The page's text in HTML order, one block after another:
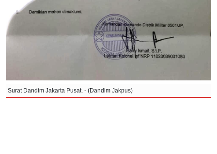
Surat Dandim Jakarta Pusat. - (Dandim Jakpus)